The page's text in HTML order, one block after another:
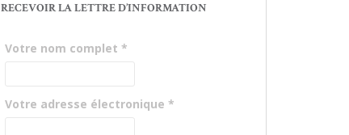
RECEVOIR LA LETTRE D’INFORMATION
Votre nom complet *
Votre adresse électronique *